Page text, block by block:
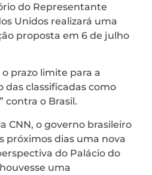
do Representante
Unidos realizará uma
proposta em 6 de julho
o prazo limite para a
das classificadas como
contra o Brasil.
CNN, o governo brasileiro
próximos dias uma nova
do Palácio do
uma